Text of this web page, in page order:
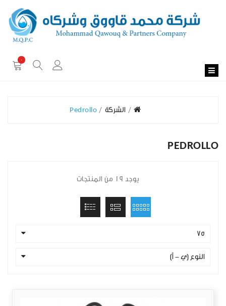
0
الشركة Pedrollo
PEDROLLO
يوجد 19 من المنتجات
75
النوع (ي - أ)